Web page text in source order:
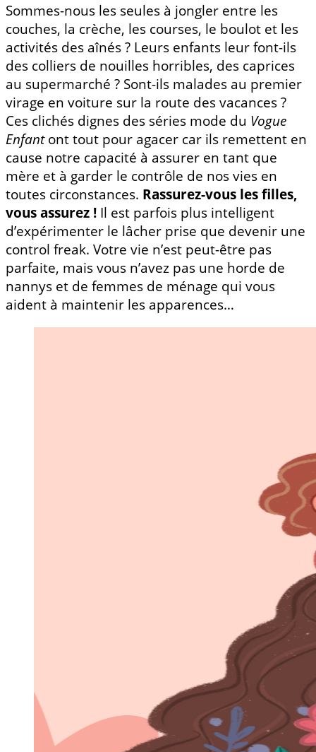
Sommes-nous les seules à jongler entre les
couches, la crèche, les courses, le boulot et les
activités des aînés ? Leurs enfants leur font-ils
des colliers de nouilles horribles, des caprices
au supermarché ? Sont-ils malades au premier
virage en voiture sur la route des vacances ?
Ces clichés dignes des séries mode du Vogue
Enfantont tout pour agacer car ils remettent en
cause notre capacité à assurer en tant que
mère et à garder le contrôle de nos vies en
toutes circonstances. Rassurez-vous les filles,
vous assurez ! Il est parfois plus intelligent
d’expérimenter le lâcher prise que devenir une
control freak. Votre vie n’est peut-être pas
parfaite, mais vous n’avez pas une horde de
nannys et de femmes de ménage qui vous
aident à maintenir les apparences…